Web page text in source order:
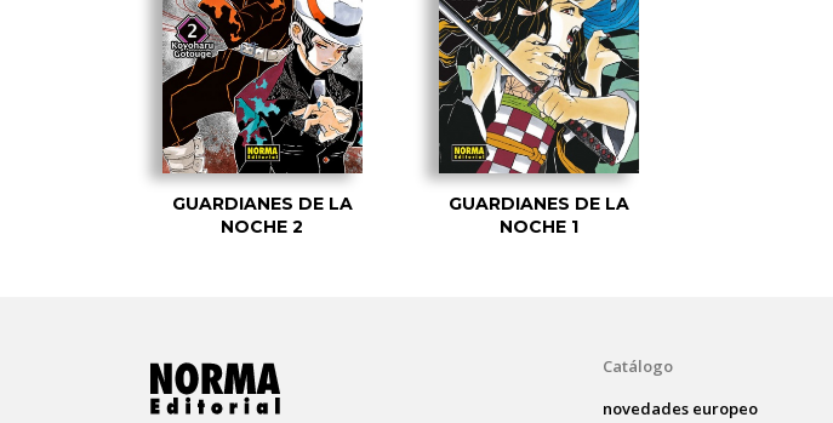
GUARDIANES DE LA
NOCHE 2
GUARDIANES DE LA
NOCHE 1
Catálogo
novedades europeo